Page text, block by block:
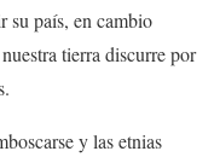
su país, en cambio
tierra discurre por
y las etnias